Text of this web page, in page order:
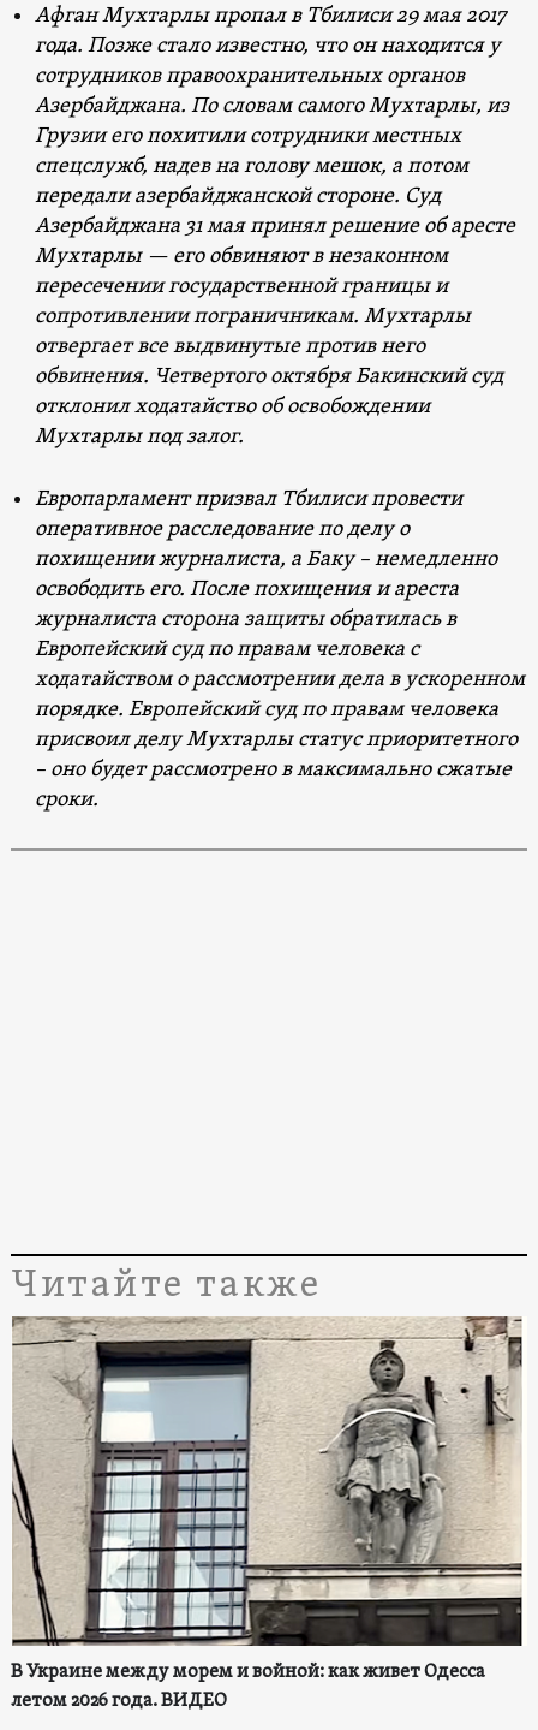
Афган Мухтарлы пропал в Тбилиси 29 мая 2017
года. Позже стало известно, что он находится у
сотрудников правоохранительных органов
Азербайджана. По словам самого Мухтарлы, из
Грузии его похитили сотрудники местных
спецслужб, надев на голову мешок, а потом
передали азербайджанской стороне. Суд
Азербайджана 31 мая принял решение об аресте
Мухтарлы — его обвиняют в незаконном
пересечении государственной границы и
сопротивлении пограничникам. Мухтарлы
отвергает все выдвинутые против него
обвинения. Четвертого октября Бакинский суд
отклонил ходатайство об освобождении
Мухтарлы под залог.
Европарламент призвал Тбилиси провести
оперативное расследование по делу о
похищении журналиста, а Баку – немедленно
освободить его. После похищения и ареста
журналиста сторона защиты обратилась в
Европейский суд по правам человека с
ходатайством о рассмотрении дела в ускоренном
порядке. Европейский суд по правам человека
присвоил делу Мухтарлы статус приоритетного
– оно будет рассмотрено в максимально сжатые
сроки.
Читайте также
В Украине между морем и войной: как живет Одесса
летом 2026 года. ВИДЕО